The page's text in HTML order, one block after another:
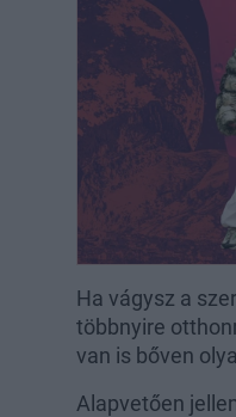
Ha vágysz a
többnyire
van is bőven
Alapvetően